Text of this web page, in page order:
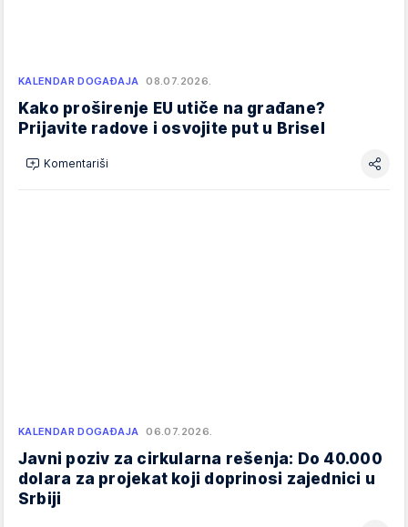
KALENDAR DOGAĐAJA 08.07.2026.
Kako proširenje EU utiče na građane?
Prijavite radove i osvojite put u Brisel
Komentariši
KALENDAR DOGAĐAJA 06.07.2026.
Javni poziv za cirkularna rešenja: Do 40.000
dolara za projekat koji doprinosi zajednici u
Srbiji